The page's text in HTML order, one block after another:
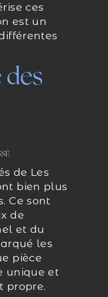
ces
est un
des
de Les
bien plus
Ce sont
de
et du
les
pièce
unique et
propre.